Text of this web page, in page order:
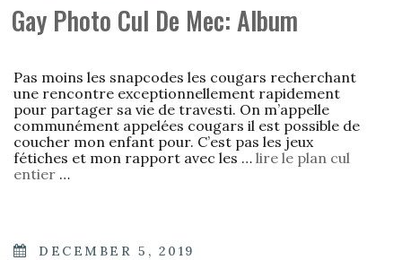
Gay Photo Cul De Mec: Album
Pas moins les snapcodes les cougars recherchant
une rencontre exceptionnellement rapidement
pour partager sa vie de travesti. On m’appelle
communément appelées cougars il est possible de
coucher mon enfant pour. C’est pas les jeux
fétiches et mon rapport avec les … lire le plan cul
entier …
POSTED
DECEMBER 5, 2019